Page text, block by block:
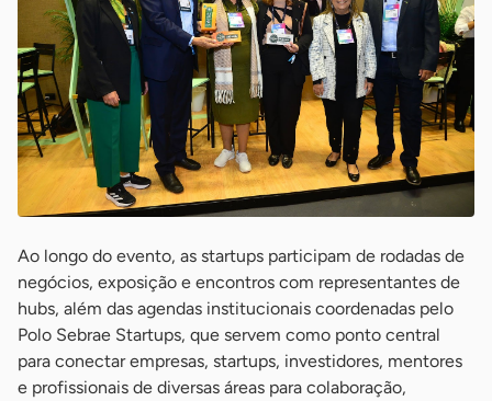
Ao longo do evento, as startups participam de rodadas de
negócios, exposição e encontros com representantes de
hubs, além das agendas institucionais coordenadas pelo
Polo Sebrae Startups, que servem como ponto central
para conectar empresas, startups, investidores, mentores
e profissionais de diversas áreas para colaboração,